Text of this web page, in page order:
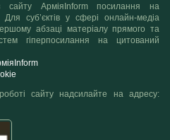
сайту АрміяInform посилання на
Для суб’єктів у сфері онлайн-медіа
абзаці матеріалу прямого та
гіперпосилання на цитований
сайту надсилайте на адресу: